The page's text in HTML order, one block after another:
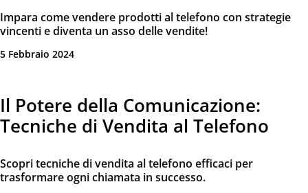
Impara come vendere prodotti al telefono con strategie
vincenti e diventa un asso delle vendite!
5 Febbraio 2024
Il Potere della Comunicazione:
Tecniche di Vendita al Telefono
Scopri tecniche di vendita al telefono efficaci per
trasformare ogni chiamata in successo.